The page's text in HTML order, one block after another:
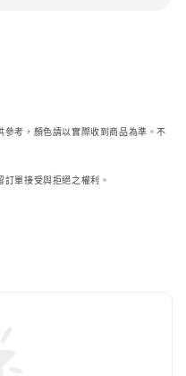
參考，顏色請以實際收到商品為準。不
單接受與拒絕之權利。